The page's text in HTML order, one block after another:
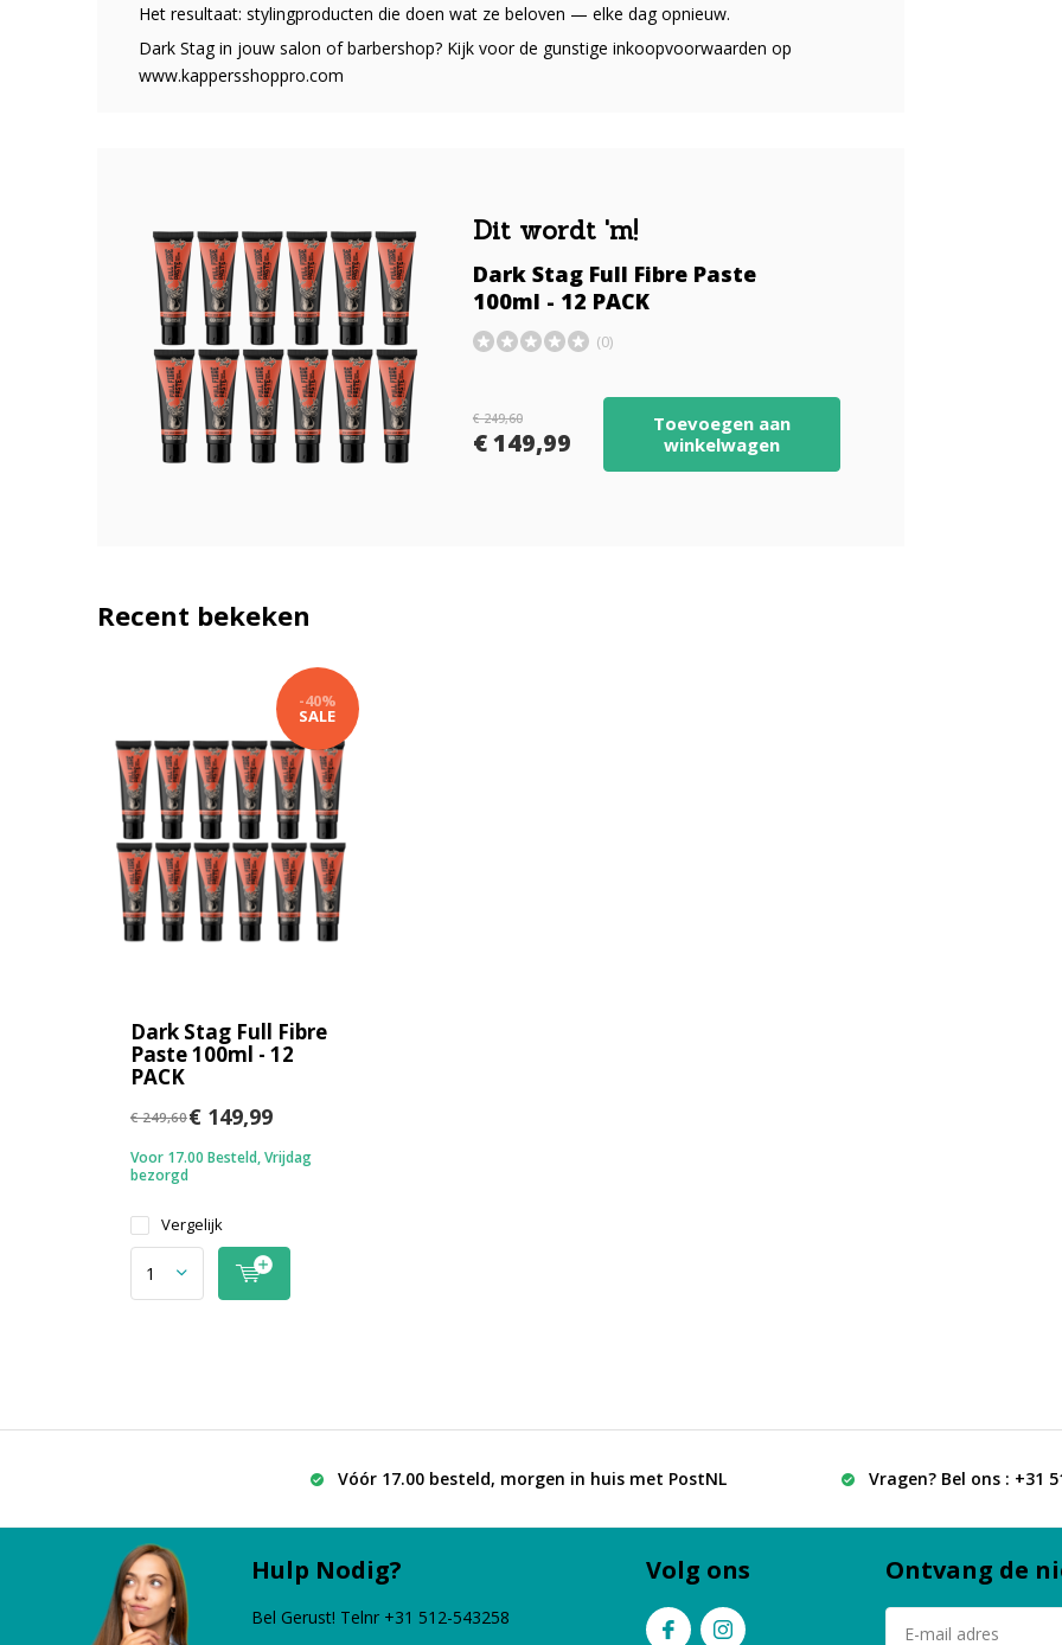
Het resultaat: stylingproducten die doen wat ze beloven — elke dag opnieuw.
Dark Stag in jouw salon of barbershop? Kijk voor de gunstige inkoopvoorwaarden op
www.kappersshoppro.com
Dit wordt 'm!
Dark Stag Full Fibre Paste
100ml - 12 PACK
(0)
€ 249,60
€ 149,99
Toevoegen aan
winkelwagen
Recent bekeken
Dark Stag Full Fibre
Paste 100ml - 12
PACK
-40%
SALE
€ 249,60€ 149,99
Voor 17.00 Besteld, Vrijdag
bezorgd
Vergelijk
Vóór 17.00 besteld, morgen in huis met PostNL Vragen? Bel ons : +31
Hulp Nodig?
Bel Gerust! Telnr +31 512-543258
Volg ons Ontvang de